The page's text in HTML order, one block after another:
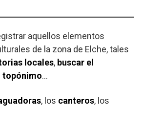
aquellos elementos
de la zona de Elche, tales
locales, buscar el
topónimo…
, los canteros, los